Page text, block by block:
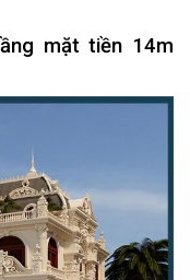
mặt tiền 14m